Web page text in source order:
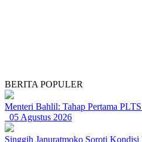
BERITA POPULER
Menteri Bahlil: Tahap Pertama
05 Agustus 2026
Singgih Januratmoko Soroti